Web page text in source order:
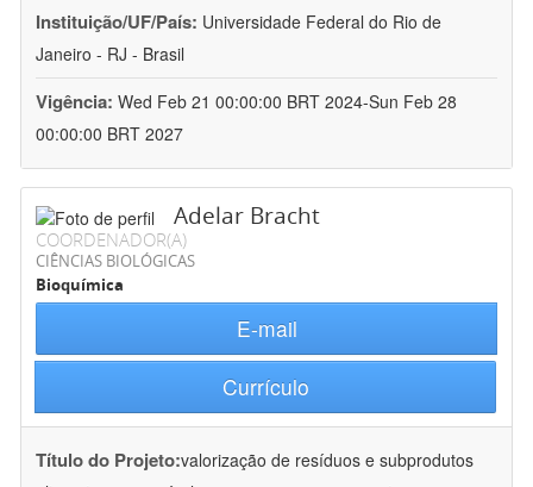
Instituição/UF/País: Universidade Federal do Rio de
Janeiro - RJ - Brasil
Vigência: Wed Feb 21 00:00:00 BRT 2024-Sun Feb 28
00:00:00 BRT 2027
Adelar Bracht
COORDENADOR(A)
CIÊNCIAS BIOLÓGICAS
Bioquímica
E-mail
Currículo
Título do Projeto:valorização de resíduos e subprodutos